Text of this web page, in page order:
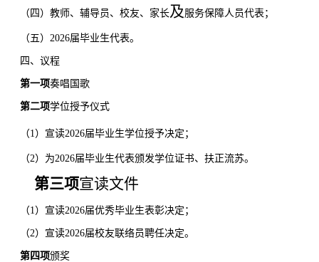
（四）教师、辅导员、校友、家长及 服务保障人员代表；
（五） 2026届毕业生代表。
四、议程
第一项奏唱国歌
第二项学位授予仪式
（1） 宣读2026届毕业生学位授予决定；
（2）为2026届毕业生代表颁发学位证书、扶正流苏。
第三项宣读文件
（1）宣读2026届优秀毕业生表彰决定；
（2）宣读2026届校友联络员聘任决定。
第四项颁奖